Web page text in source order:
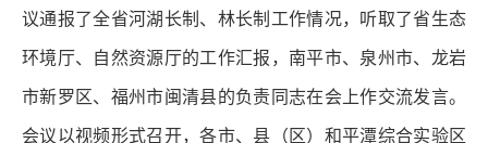
议通报了全省河湖长制、林长制工作情况，听取了省生态
环境厅、自然资源厅的工作汇报，南平市、泉州市、龙岩
市新罗区、福州市闽清县的负责同志在会上作交流发言。
会议以视频形式召开，各市、县（区）和平潭综合实验区